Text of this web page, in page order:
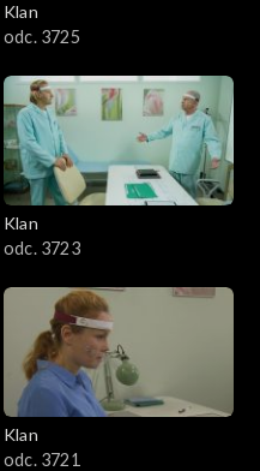
Klan
odc. 3725
Klan
odc. 3723
Klan
odc. 3721